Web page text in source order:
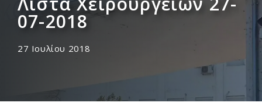
07-2018
27 Ιουλίου 2018